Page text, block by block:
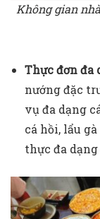
Không gian
Thực đơn đa
nướng đặc
vụ đa dạng
cá hồi, lẩu
thực đa